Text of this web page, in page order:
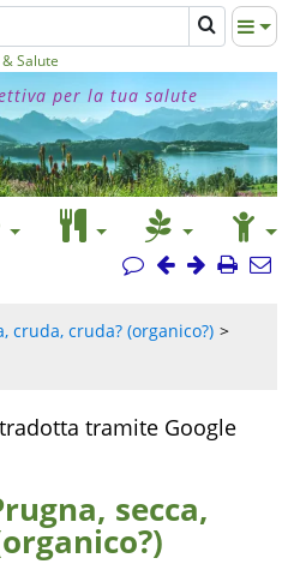
Salute
per la tua salute
cruda, cruda? (organico?)
tramite Google
secca,